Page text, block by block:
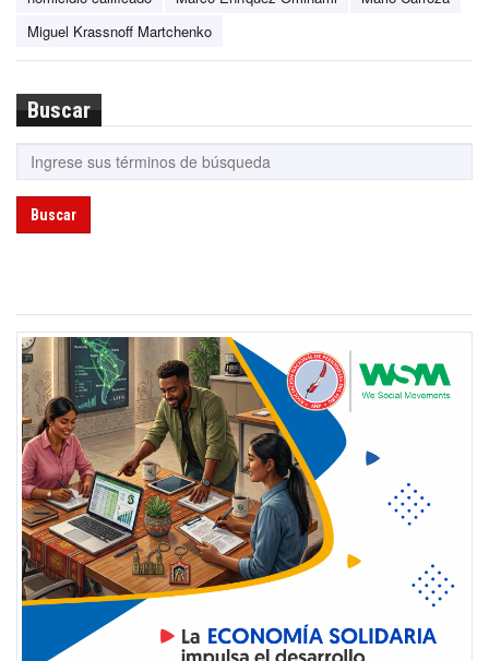
Miguel Krassnoff Martchenko
Buscar
Buscar